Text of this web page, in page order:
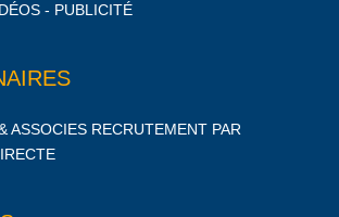
- PUBLICITÉ
ASSOCIES RECRUTEMENT PAR